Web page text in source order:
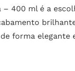
400 ml é a
forma elegante